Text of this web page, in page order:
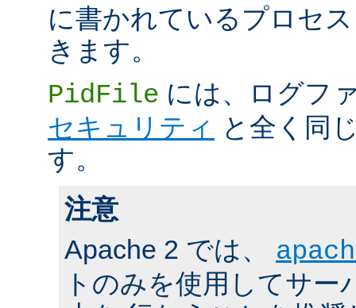
に書かれているプロセ
きます。
PidFile には、ログフ
セキュリティ と全く同
す。
注意
Apache 2 では、
トのみを使用してサー